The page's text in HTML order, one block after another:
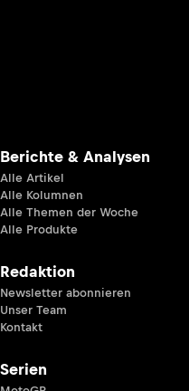
Berichte & Analysen
Alle Artikel
Alle Kolumnen
Alle Themen der Woche
Alle Produkte
Redaktion
Newsletter abonnieren
Unser Team
Kontakt
Serien